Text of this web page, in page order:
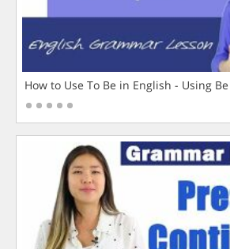
How to Use To Be in English - Using